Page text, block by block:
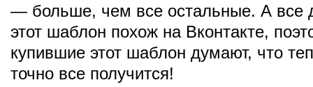
— больше, чем все остальные. А все
этот шаблон похож на Вконтакте,
купившие этот шаблон думают, что
точно все получится!